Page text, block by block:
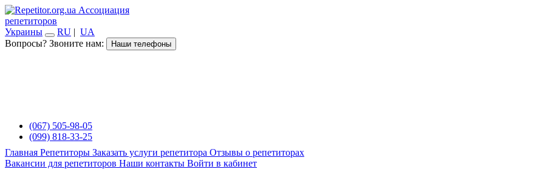
Ассоциация
репетиторов
Украины
RU | UA
Вопросы? Звоните нам:
Наши телефоны
(067) 505-98-05
(099) 818-33-25
Главная Репетиторы Заказать услуги репетитора Отзывы о репетиторах
Вакансии для репетиторов Наши контакты Войти в кабинет